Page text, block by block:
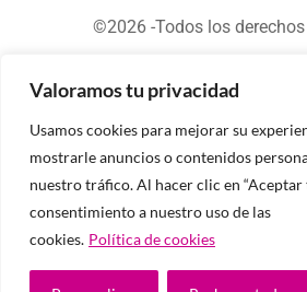
Valoramos tu privacidad
Usamos cookies para mejorar su
mostrarle anuncios o contenidos
nuestro tráfico. Al hacer clic en “Aceptar
consentimiento a nuestro uso de las
cookies. Política de cookies
©2026 -Todos los
Diseñado y desarrollado por
Comunicación